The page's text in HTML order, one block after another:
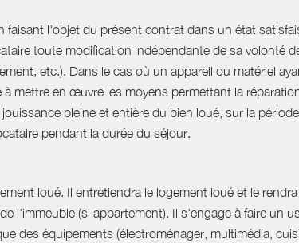
faisant l'objet du présent contrat dans un état
toute modification indépendante de sa volonté
etc.). Dans le cas où un appareil ou matériel
mettre en œuvre les moyens permettant la
pleine et entière du bien loué, sur la
pendant la durée du séjour.
loué. Il entretiendra le logement loué et le
l'immeuble (si appartement). Il s'engage à faire un
des équipements (électroménager, multimédia,